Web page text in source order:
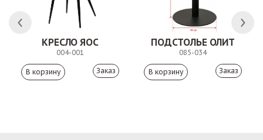
КРЕСЛО ЯОС
004-001
Заказ
ПОДСТОЛЬЕ ОЛИТ
085-034
Заказ